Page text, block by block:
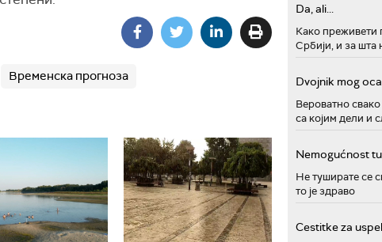
Временска прогноза
Da, ali...
Како преживети
Србији, и за
Dvojnik mog oca
Вероватно
са којим дели и
Nemogućnost
Не туширате се
то је здраво
Cestitke za